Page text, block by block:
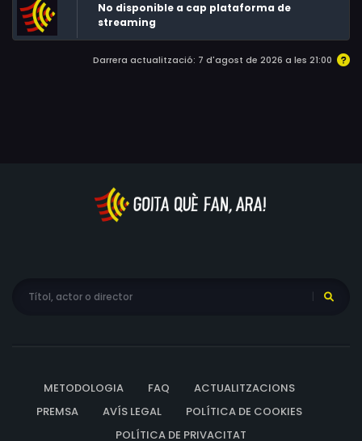
No disponible a cap plataforma de
streaming
Darrera actualització: 7 d'agost de 2026 a les 21:00
METODOLOGIA FAQ
ACTUALITZACIONS
PREMSA
AVÍS LEGAL
POLÍTICA DE COOKIES
POLÍTICA DE PRIVACITAT